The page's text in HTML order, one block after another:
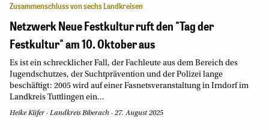
Zusammenschluss von sechs Landkreisen
Netzwerk Neue Festkultur ruft den "Tag der
Festkultur" am 10. Oktober aus
Es ist ein schrecklicher Fall, der Fachleute aus dem Bereich des
Jugendschutzes, der Suchtprävention und der Polizei lange
beschäftigt: 2005 wird auf einer Fasnetsveranstaltung in Irndorf im
Landkreis Tuttlingen ein...
Heike Küfer · Landkreis Biberach · 27. August 2025